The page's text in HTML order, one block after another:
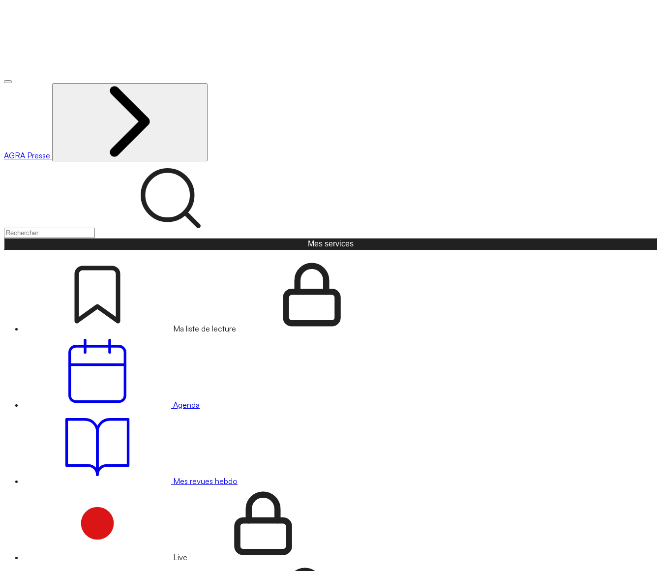
AGRA Presse
Mes services
Ma liste de lecture
Agenda
Mes revues hebdo
Live